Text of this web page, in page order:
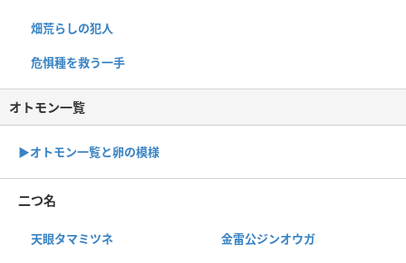
畑荒らしの犯人
危惧種を救う一手
オトモン一覧
▶︎オトモン一覧と卵の模様
二つ名
天眼タマミツネ 金雷公ジンオウガ